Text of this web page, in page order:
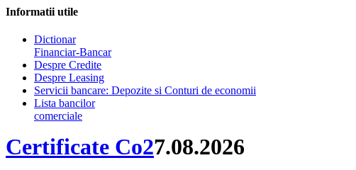
Informatii utile
Dictionar
Financiar-Bancar
Despre Credite
Despre Leasing
Servicii bancare: Depozite si Conturi de economii
Lista bancilor
comerciale
Certificate Co27.08.2026